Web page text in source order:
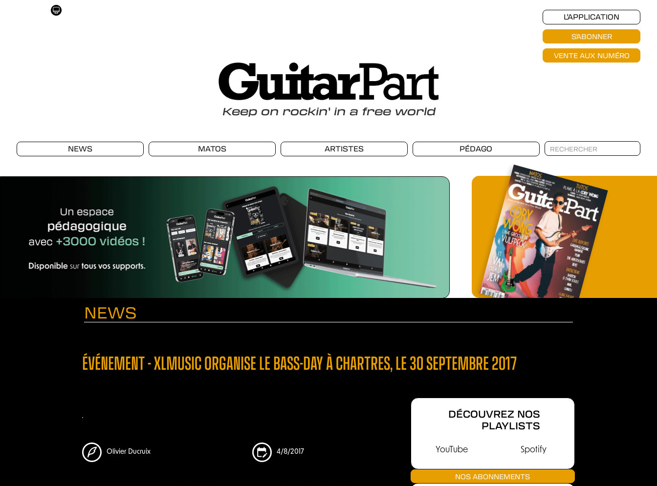
L'APPLICATION
S'ABONNER
VENTE AUX NUMÉRO
Keepon rockin' in a free world
NEWS MATOS ARTISTES PÉDAGO
NEWS
ÉVÉNEMENT - XLMUSIC ORGANISE LE BASS-DAY À CHARTRES, LE 30 SEPTEMBRE 2017
Olivier Ducruix 4/8/2017
DÉCOUVREZ NOS
PLAYLISTS
YouTube Spotify
NOS ABONNEMENTS